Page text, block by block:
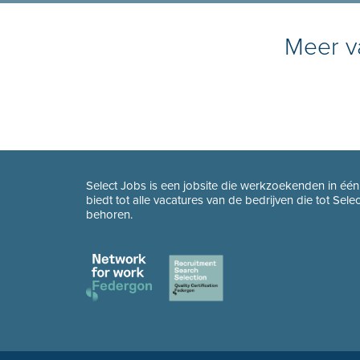
Meer
Select Jobs is een jobsite die werkzoekenden in
biedt tot alle vacatures van de bedrijven die tot
behoren.